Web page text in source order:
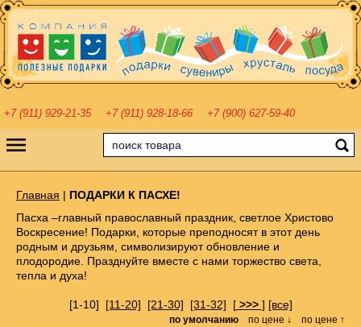
+7 (911) 929-21-35 +7 (911) 928-18-66 +7 (900) 627-59-40
Главная | ПОДАРКИ К ПАСХЕ!
Пасха –главный православный праздник, светлое Христово
Воскресение! Подарки, которые преподносят в этот день
родным и друзьям, символизируют обновление и
плодородие. Празднуйте вместе с нами торжество света,
тепла и духа!
[1-10] [11-20] [21-30] [31-32] [>>> ] [все]
по умолчанию по цене ↓ по цене ↑